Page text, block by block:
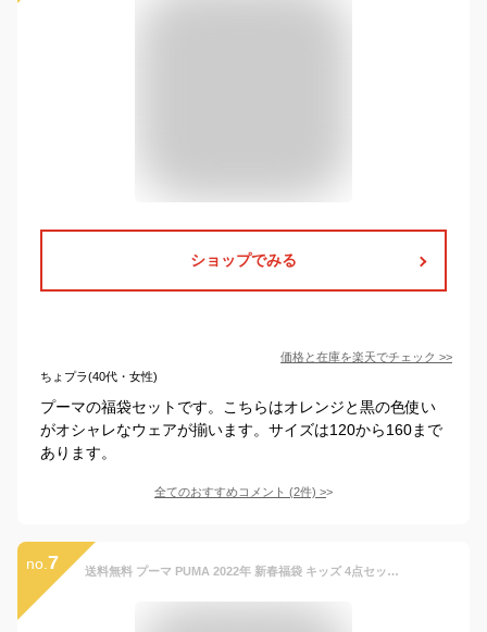
ショップでみる
価格と在庫を楽天でチェック >>
ちょプラ(40代・女性)
プーマの福袋セットです。こちらはオレンジと黒の色使い
がオシャレなウェアが揃います。サイズは120から160まで
あります。
全てのおすすめコメント (2件) >
no. 7 送料無料 プーマ PUMA 2022年 新春福袋 キッズ 4点セット KIDS LUCKY BAG B/子ども 130-160cm 男の子 スポーツウェア ハッピーバッグ ふくぶくろ/FK22-puma-921508【ギフト不可】【RKap】